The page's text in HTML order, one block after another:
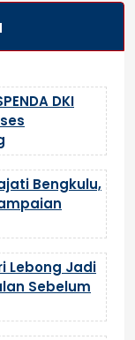
DKI
Bengkulu,
Lebong Jadi
Sebelum